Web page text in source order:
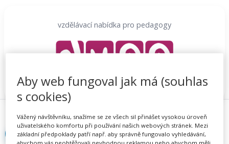
vzdělávací nabídka pro pedagogy
Proč se registrovat Hlídací sojka
Registrace
Přihlásit
Aby web fungoval jak má (souhlas
s cookies)
Vážený návštěvníku, snažíme se ze všech sil přinášet vysokou úroveň
uživatelského komfortu při používání našich webových stránek. Mezi
základní předpoklady patří např. aby správně fungovalo vyhledávání,